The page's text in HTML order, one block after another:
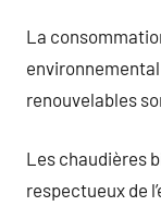
La
renouvelables
Les chaudières
respectueux de